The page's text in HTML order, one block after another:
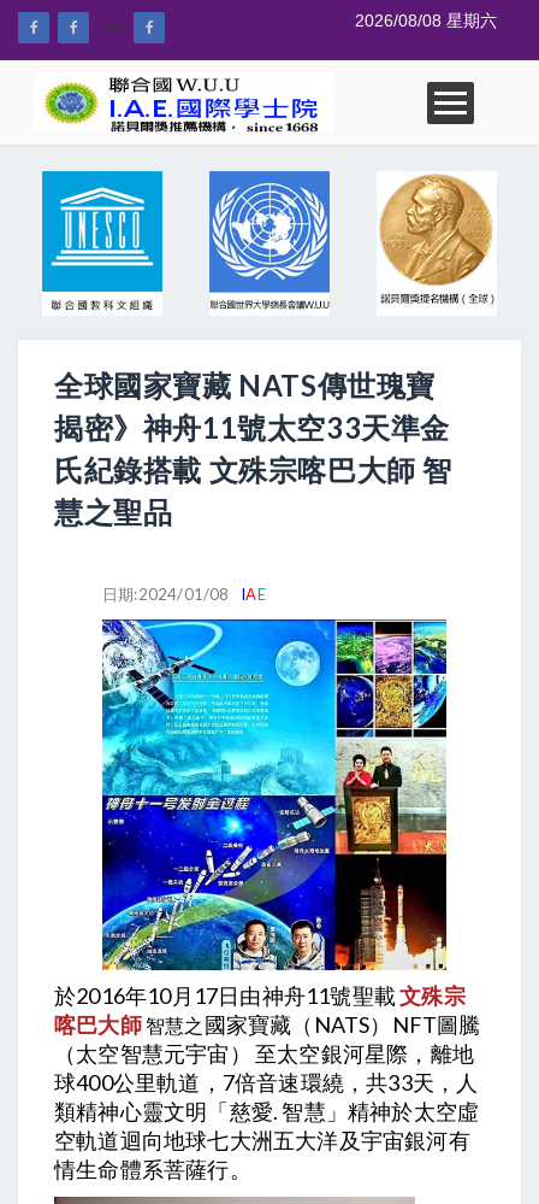
--%> 2026/08/08 星期六
全球國家寶藏 NATS傳世瑰寶
揭密》神舟11號太空33天準金
氏紀錄搭載 文殊宗喀巴大師 智
慧之聖品
日期:2024/01/08 IAE
於2016年10月17日由神舟11號聖載文殊宗
喀巴大師 智慧之 國家寶藏（NATS）NFT圖騰
（太空智慧元宇宙） 至太空銀河星際，離地
球400公里軌道，7倍音速環繞，共33天，人
類精神心靈文明「慈愛. 智慧」精神於太空虛
空軌道迴向地球七大洲五大洋及宇宙銀河有
情生命體系菩薩行。